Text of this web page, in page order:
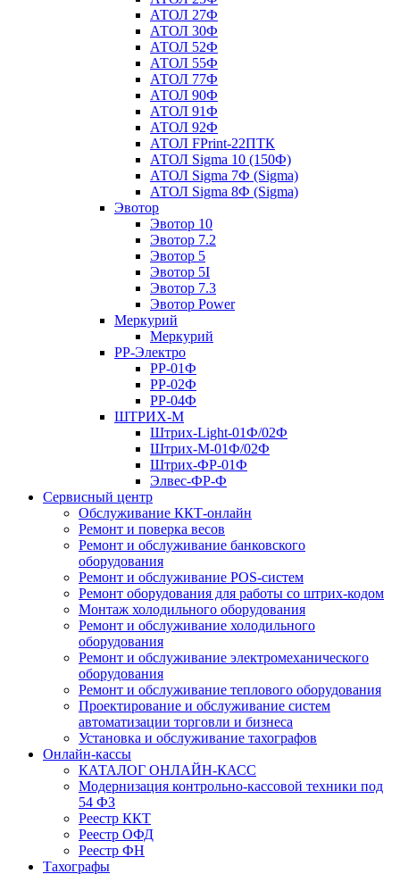
АТОЛ 27Ф
АТОЛ 30Ф
АТОЛ 52Ф
АТОЛ 55Ф
АТОЛ 77Ф
АТОЛ 90Ф
АТОЛ 91Ф
АТОЛ 92Ф
АТОЛ FPrint-22ПТК
АТОЛ Sigma 10 (150Ф)
АТОЛ Sigma 7Ф (Sigma)
АТОЛ Sigma 8Ф (Sigma)
Эвотор
Эвотор 10
Эвотор 7.2
Эвотор 5
Эвотор 5I
Эвотор 7.3
Эвотор Power
Меркурий
Меркурий
РР-Электро
РР-01Ф
РР-02Ф
РР-04Ф
ШТРИХ-М
Штрих-Light-01Ф/02Ф
Штрих-М-01Ф/02Ф
Штрих-ФР-01Ф
Элвес-ФР-Ф
Сервисный центр
Обслуживание ККТ-онлайн
Ремонт и поверка весов
Ремонт и обслуживание банковского
оборудования
Ремонт и обслуживание POS-систем
Ремонт оборудования для работы со штрих-кодом
Монтаж холодильного оборудования
Ремонт и обслуживание холодильного
оборудования
Ремонт и обслуживание электромеханического
оборудования
Ремонт и обслуживание теплового оборудования
Проектирование и обслуживание систем
автоматизации торговли и бизнеса
Установка и обслуживание тахографов
Онлайн-кассы
КАТАЛОГ ОНЛАЙН-КАСС
Модернизация контрольно-кассовой техники под
54 ФЗ
Реестр ККТ
Реестр ОФД
Реестр ФН
Тахографы